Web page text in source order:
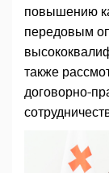
повышению
передовым
также
договорно-